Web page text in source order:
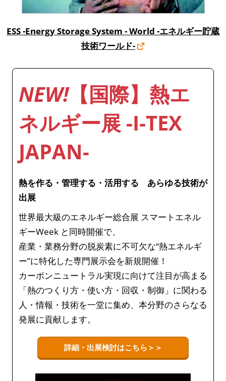
ESS -Energy Storage System - World -エネルギー貯蔵
技術ワールド-
NEW!【国際】熱エ
ネルギー展 -I-TEX
JAPAN-
熱を作る・管理する・活用する あらゆる技術が
出展
世界最大級のエネルギー総合展 スマートエネル
ギーWeek と同時開催で、
産業・業務分野の脱炭素に不可欠な“熱エネルギ
ー”に特化した専門展示会を新規開催！
カーボンニュートラル実現に向けて注目が高まる
「熱のつくり方・使い方・回収・制御」に関わる
人・情報・技術を一堂に集め、本分野のさらなる
発展に貢献します。
詳細・出展検討はこちら＞＞